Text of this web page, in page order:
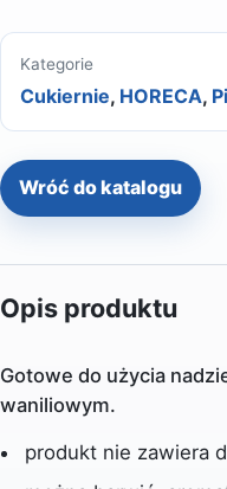
Kategorie
Cukiernie, HORECA,
Wróć do katalogu
Opis produktu
Gotowe do użycia
waniliowym.
produkt nie zawiera